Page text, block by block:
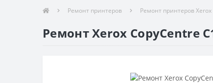
Ремонт принтеров Ремонт принтеров Xerox
Ремонт Xerox CopyCentre